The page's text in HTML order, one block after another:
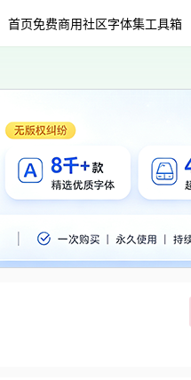
首页免费商用社区字体集工具箱